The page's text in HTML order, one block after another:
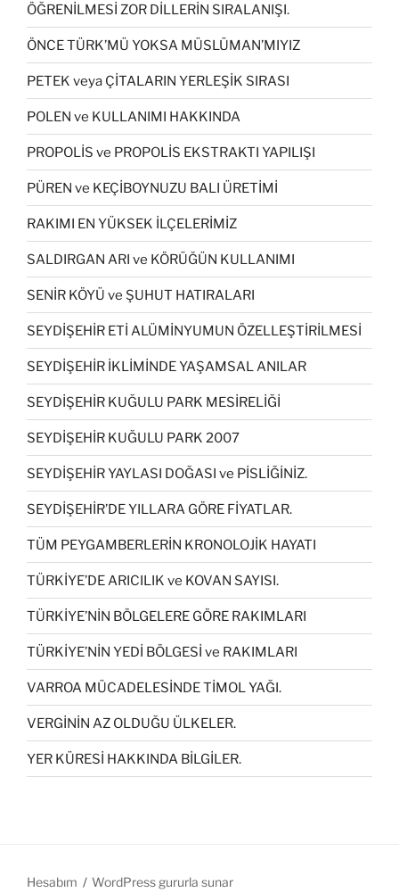
ÖĞRENİLMESİ ZOR DİLLERİN SIRALANIŞI.
ÖNCE TÜRK’MÜ YOKSA MÜSLÜMAN’MIYIZ
PETEK veya ÇİTALARIN YERLEŞİK SIRASI
POLEN ve KULLANIMI HAKKINDA
PROPOLİS ve PROPOLİS EKSTRAKTI YAPILIŞI
PÜREN ve KEÇİBOYNUZU BALI ÜRETİMİ
RAKIMI EN YÜKSEK İLÇELERİMİZ
SALDIRGAN ARI ve KÖRÜĞÜN KULLANIMI
SENİR KÖYÜ ve ŞUHUT HATIRALARI
SEYDİŞEHİR ETİ ALÜMİNYUMUN ÖZELLEŞTİRİLMESİ
SEYDİŞEHİR İKLİMİNDE YAŞAMSAL ANILAR
SEYDİŞEHİR KUĞULU PARK MESİRELİĞİ
SEYDİŞEHİR KUĞULU PARK 2007
SEYDİŞEHİR YAYLASI DOĞASI ve PİSLİĞİNİZ.
SEYDİŞEHİR’DE YILLARA GÖRE FİYATLAR.
TÜM PEYGAMBERLERİN KRONOLOJİK HAYATI
TÜRKİYE’DE ARICILIK ve KOVAN SAYISI.
TÜRKİYE’NİN BÖLGELERE GÖRE RAKIMLARI
TÜRKİYE’NİN YEDİ BÖLGESİ ve RAKIMLARI
VARROA MÜCADELESİNDE TİMOL YAĞI.
VERGİNİN AZ OLDUĞU ÜLKELER.
YER KÜRESİ HAKKINDA BİLGİLER.
Hesabım WordPress gururla sunar